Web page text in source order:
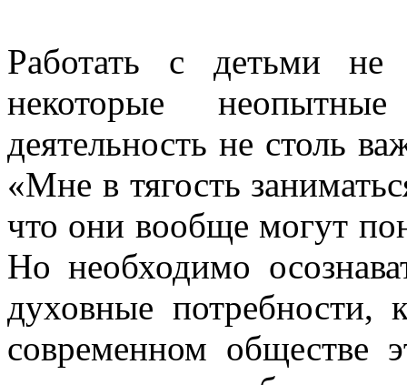
Работать с детьми
некоторые
деятельность не столь
«Мне в тягость
что они вообще могут
Но необходимо
духовные
современном обществе